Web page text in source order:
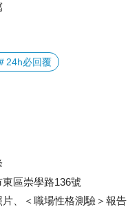
24h必回覆
東區崇學路136號
片、＜職場性格測驗＞報告